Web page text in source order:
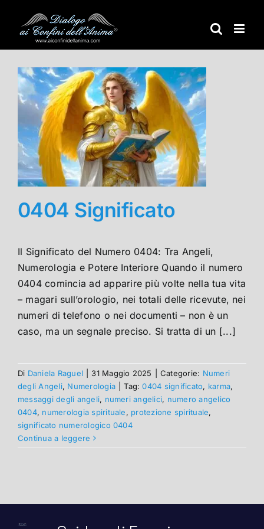
contenuto
0404 Significato
Il Significato del Numero 0404: Tra Angeli,
Numerologia e Potere Interiore Quando il numero
0404 comincia ad apparire più volte nella tua vita
– magari sull’orologio, nei totali delle ricevute, nei
numeri di telefono o nei documenti – non è un
caso, ma un segnale preciso. Si tratta di un [...]
Di Daniela Raguel 31 Maggio 2025 Categorie: Numeri
degli Angeli, Numerologia Tag:0404 significato, karma,
messaggi degli angeli, numeri angelici, numero angelico
0404, numerologia spirituale, protezione spirituale,
significato numerologico 0404
Continua a leggere